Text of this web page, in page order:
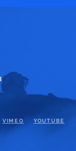
VIMEO YOUTUBE